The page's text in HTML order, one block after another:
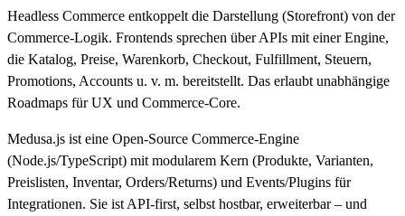
Headless Commerce entkoppelt die Darstellung (Storefront) von der
Commerce-Logik. Frontends sprechen über APIs mit einer Engine,
die Katalog, Preise, Warenkorb, Checkout, Fulfillment, Steuern,
Promotions, Accounts u. v. m. bereitstellt. Das erlaubt unabhängige
Roadmaps für UX und Commerce-Core.
Medusa.js ist eine Open-Source Commerce-Engine
(Node.js/TypeScript) mit modularem Kern (Produkte, Varianten,
Preislisten, Inventar, Orders/Returns) und Events/Plugins für
Integrationen. Sie ist API-first, selbst hostbar, erweiterbar – und